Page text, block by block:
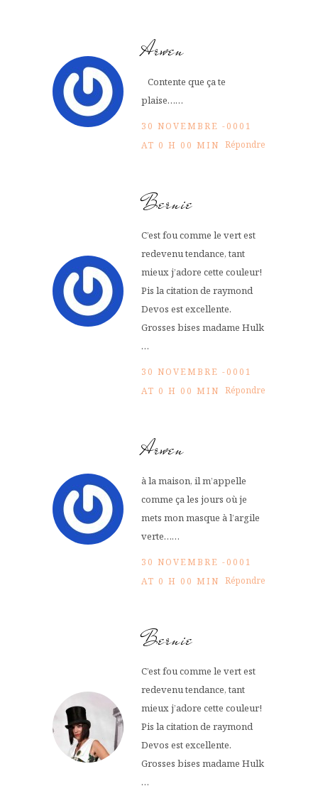
Arwen
Contente que ça te
plaise……
30 NOVEMBRE -0001
AT 0 H 00 MIN Répondre
Bernie
C’est fou comme le vert est
redevenu tendance, tant
mieux j’adore cette couleur!
Pis la citation de raymond
Devos est excellente.
Grosses bises madame Hulk
…
30 NOVEMBRE -0001
AT 0 H 00 MIN Répondre
Arwen
à la maison, il m’appelle
comme ça les jours où je
mets mon masque à l’argile
verte……
30 NOVEMBRE -0001
AT 0 H 00 MIN Répondre
Bernie
C’est fou comme le vert est
redevenu tendance, tant
mieux j’adore cette couleur!
Pis la citation de raymond
Devos est excellente.
Grosses bises madame Hulk
…